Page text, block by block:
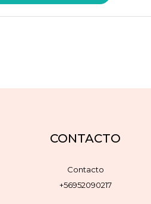
CONTACTO
Contacto
+56952090217